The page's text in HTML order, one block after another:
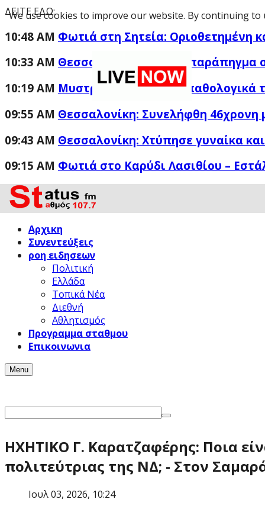
ΔΕΙΤΕ ΕΔΩ:
10:48 AM Φωτιά στη Σητεία: Οριοθετημένη
10:33 AM Θεσσαλονίκη: Έστησε παράπηγμα
10:19 AM Μυστράς: «Αγαπούσε παθολογικά
09:55 AM Θεσσαλονίκη: Συνελήφθη 46χρονη
09:43 AM Θεσσαλονίκη: Xτύπησε γυναίκα
09:15 AM Φωτιά στο Καρύδι Λασιθίου –
Αρχικη
Συνεντεύξεις
ροη ειδησεων
Πολιτική
Ελλάδα
Τοπικά Νέα
Διεθνή
Αθλητισμός
Προγραμμα σταθμου
Επικοινωνια
Menu
ΗΧΗΤΙΚΟ Γ. Καρατζαφέρης: Ποια
πολιτεύτριας της ΝΔ; - Στον
Ιουλ 03, 2026, 10:24
We use cookies to improve our website. By continuing